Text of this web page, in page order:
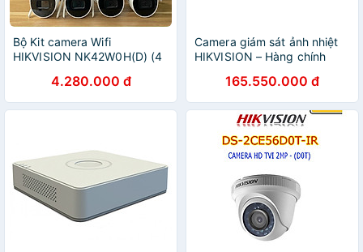
Bộ Kit camera Wifi
HIKVISION NK42W0H(D) (4
Hàng chính hãng
4.280.000 đ
Camera giám sát ảnh nhiệt
HIKVISION – Hàng chính
DS-2TD2617B-3/PAB-
SDSSET Cực nhanh – An
toàn – Chính xác – Dễ truy
165.550.000 đ